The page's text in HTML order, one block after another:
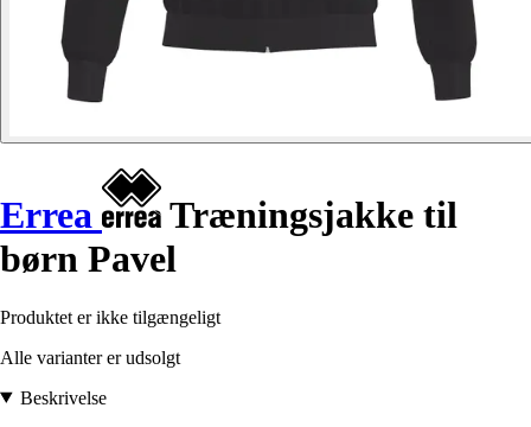
Errea
Træningsjakke til
børn Pavel
Produktet er ikke tilgængeligt
Alle varianter er udsolgt
Beskrivelse